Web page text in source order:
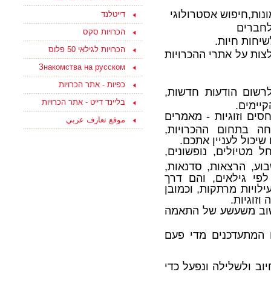
אסטרולוגי
חיות.
על אתרי ההכרויות
הודעות חדשות,
וזוגיות - מאמרים
בתחום ההכרויות,
לעניין אתכם.
מטיולים, נופשונים,
הרצאות, סדנאות,
לפי גילאים, והם דרך
מרתקות, וכמובן
משעשע של התאמה
המתעדכנים מדי פעם
ולשלילה ונפעל כדי
15/09/2023
בואו למצוא אהבה ולהנות
בסוף שבוע בים המלח
לפנויים ופנויות - לפרטים
נוספים ליחצו כאן
15/08/2021
ליחצו כאן והצטרפו
דייטלנד
הכרויות סקס
הכרויות לגילאי 50 פלוס
Знакомства на русском
כפיות - אתר הכרויות
בליינד דייט - אתר הכרויות
موقع تعارف عربي